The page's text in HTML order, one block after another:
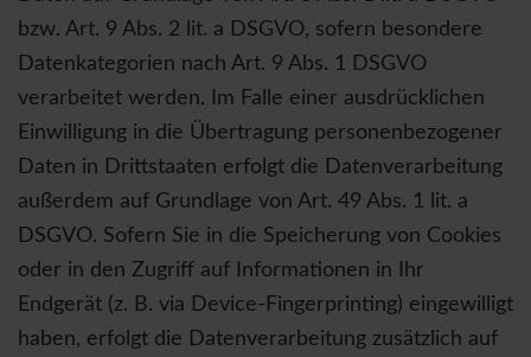
bzw. Art. 9 Abs. 2 lit. a DSGVO, sofern besondere
Datenkategorien nach Art. 9 Abs. 1 DSGVO
verarbeitet werden. Im Falle einer ausdrücklichen
Einwilligung in die Übertragung personenbezogener
Daten in Drittstaaten erfolgt die Datenverarbeitung
außerdem auf Grundlage von Art. 49 Abs. 1 lit. a
DSGVO. Sofern Sie in die Speicherung von Cookies
oder in den Zugriff auf Informationen in Ihr
Endgerät (z. B. via Device-Fingerprinting) eingewilligt
haben, erfolgt die Datenverarbeitung zusätzlich auf